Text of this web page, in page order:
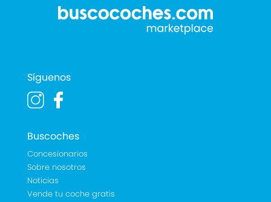
Síguenos
Buscoches
Concesionarios
Sobre nosotros
Noticias
Vende tu coche gratis